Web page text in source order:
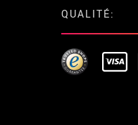
QUALITÉ: